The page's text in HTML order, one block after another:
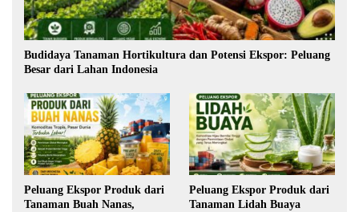
Budidaya Tanaman Hortikultura dan Potensi Ekspor: Peluang
Besar dari Lahan Indonesia
Peluang Ekspor Produk dari
Tanaman Buah Nanas,
Peluang Ekspor Produk dari
Tanaman Lidah Buaya